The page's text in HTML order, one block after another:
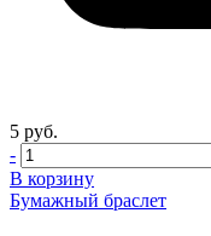
5 руб.
-
В корзину
Бумажный браслет